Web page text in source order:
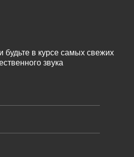
будьте в курсе самых свежих
звука